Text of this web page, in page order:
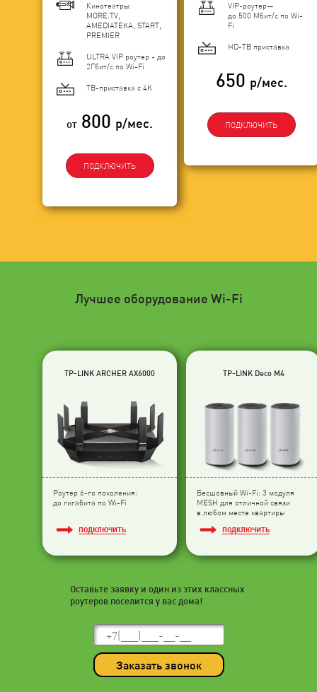
Кинотеатры:
MORE.TV,
AMEDIATEKA, START,
PREMIER
ULTRA VIP роутер - до
2Гбит/c по Wi-Fi
ТВ-приставка с 4K
от 800 р/мес.
ПОДКЛЮЧИТЬ
VIP-роутер—
до 500 Мбит/с по Wi-
Fi
HD-ТВ приставка
650 р/мес.
ПОДКЛЮЧИТЬ
Лучшее оборудование Wi-Fi
TP-LINK ARCHER AX6000
Роутер 6-го поколения:
до гигабита по Wi-Fi
ПОДКЛЮЧИТЬ
TP-LINK Deco M4
Бесшовный Wi-Fi: 3 модуля
МESH для отличной связи
в любом месте квартиры
ПОДКЛЮЧИТЬ
Оставьте заявку и один из этих классных
роутеров поселится у вас дома!
Заказать звонок